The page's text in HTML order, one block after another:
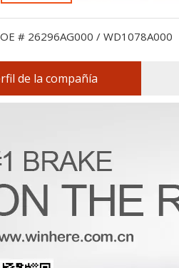
OE # 26296AG000 / WD1078A000
de la compañía